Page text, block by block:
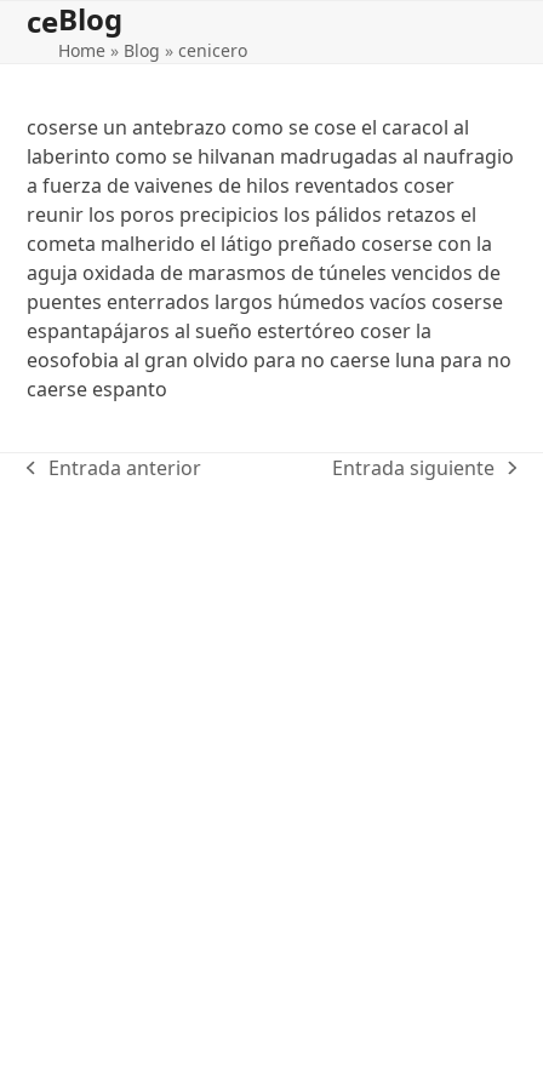
Skipce
Open
mobile
Close
mobile
Blog
Home » Blog »cenicero
coserse un antebrazo como se cose el caracol al
laberinto como se hilvanan madrugadas al naufragio
a fuerza de vaivenes de hilos reventados coser
reunir los poros precipicios los pálidos retazos el
cometa malherido el látigo preñado coserse con la
aguja oxidada de marasmos de túneles vencidos de
puentes enterrados largos húmedos vacíos coserse
espantapájaros al sueño estertóreo coser la
eosofobia al gran olvido para no caerse luna para no
caerse espanto
previous
Entrada anterior
next
Entrada siguiente